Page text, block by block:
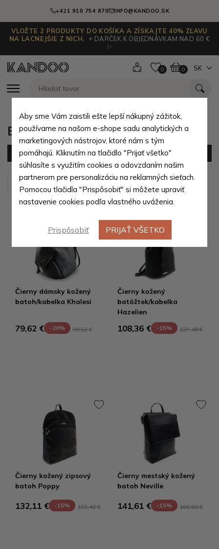
+421 910 754 870 INFO@KANDOO.SK
VLOŽTE 2 PRODUKTY DO KOŠÍKA A ZÍSKAJTE 40% ZĽAVU
NA LACNEJŠIE Z NICH.
+ DARČEK K OBJEDNÁVKAM NAD 60 €
✨
0 0 SK
Elegantné dámske batohy
Filter (26 produktov)
Zoradiť podľa: Predvolené
Čierny dámsky kožený
batoh/kabelka Khalesi
79,62 € -20% 99,52 €
Čierny kožený
batôžtek/kabelka
Hazelien
108,36 € -15% 127,48 €
Čierny kožený zipsový
batoh Poppy
132,11 € -15% 155,42 €
Čierny mestský kožený
batoh Neville
141,61 € -15% 166,60 €
Aby sme Vám zaistili ešte lepší nákupný zážitok,
používame na našom e-shope sadu analytických a
marketingových nástrojov, ktoré nám s tým
pomáhajú. Kliknutím na tlačidlo "Prijať všetko"
súhlasíte s využitím cookies a odovzdaním našim
partnerom pre personalizáciu na reklamných sieťach.
Pomocou tlačidla "Prispôsobiť" si môžete upraviť
nastavenie cookies podľa vlastného uváženia.
Prispôsobiť PRIJAŤ VŠETKO